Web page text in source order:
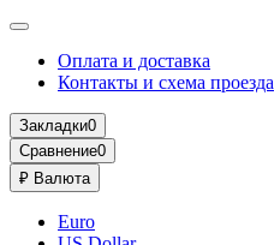
Оплата и доставка
Контакты и схема проезда
Закладки0
Сравнение0
₽ Валюта
Euro